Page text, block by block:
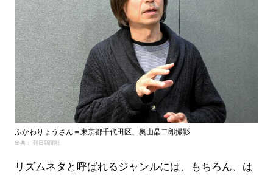
ふかわりょうさん＝東京都千代田区、奥山晶二郎撮影
出典： 朝日新聞社
リズムネタと呼ばれるジャンルには、もちろん、は